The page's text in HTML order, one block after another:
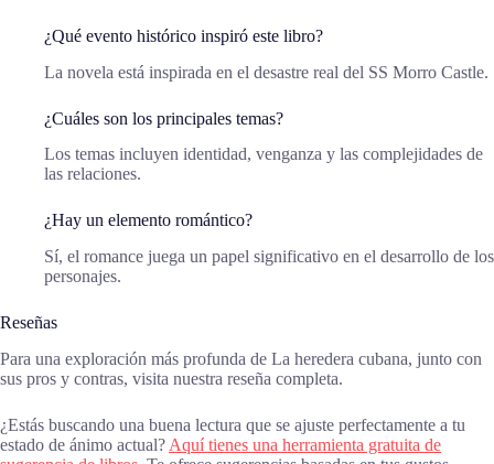
¿Qué evento histórico inspiró este libro?
La novela está inspirada en el desastre real del SS Morro Castle.
¿Cuáles son los principales temas?
Los temas incluyen identidad, venganza y las complejidades de
las relaciones.
¿Hay un elemento romántico?
Sí, el romance juega un papel significativo en el desarrollo de los
personajes.
Reseñas
Para una exploración más profunda de La heredera cubana, junto con
sus pros y contras, visita nuestra reseña completa.
¿Estás buscando una buena lectura que se ajuste perfectamente a tu
estado de ánimo actual? Aquí tienes una herramienta gratuita de